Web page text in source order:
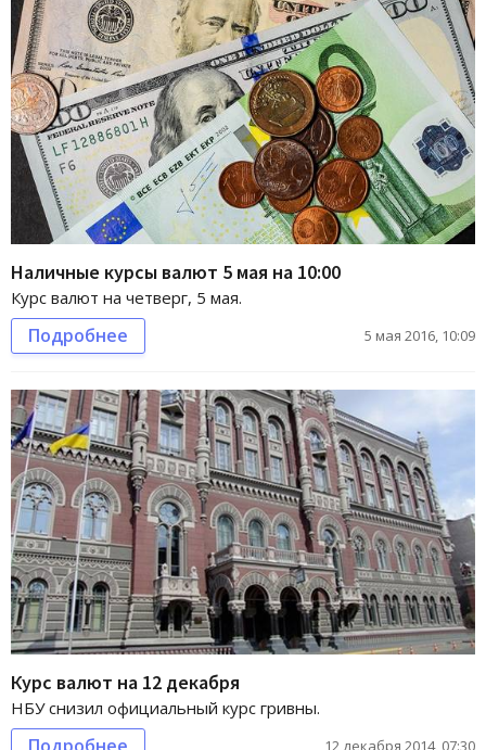
Наличные курсы валют 5 мая на 10:00
Курс валют на четверг, 5 мая.
Подробнее 5 мая 2016, 10:09
Курс валют на 12 декабря
НБУ снизил официальный курс гривны.
12 декабря 2014, 07:30